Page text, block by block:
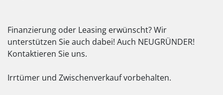
Finanzierung oder Leasing erwünscht? Wir
unterstützen Sie auch dabei! Auch NEUGRÜNDER!
Kontaktieren Sie uns.
Irrtümer und Zwischenverkauf vorbehalten.